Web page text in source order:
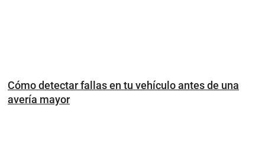
Cómo detectar fallas en tu vehículo antes de una
avería mayor